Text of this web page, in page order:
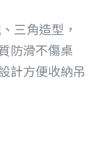
三角造型，
防滑不傷桌
計方便收納吊